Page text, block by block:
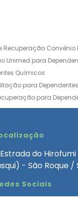
Recuperação Convênio
Unimed para
Químicos
para
para
Convênio Médico
de Recuperação
Clínica de
Químicos
Clinica
para
Químicos
Estrada do
- São Roque /
Sociais